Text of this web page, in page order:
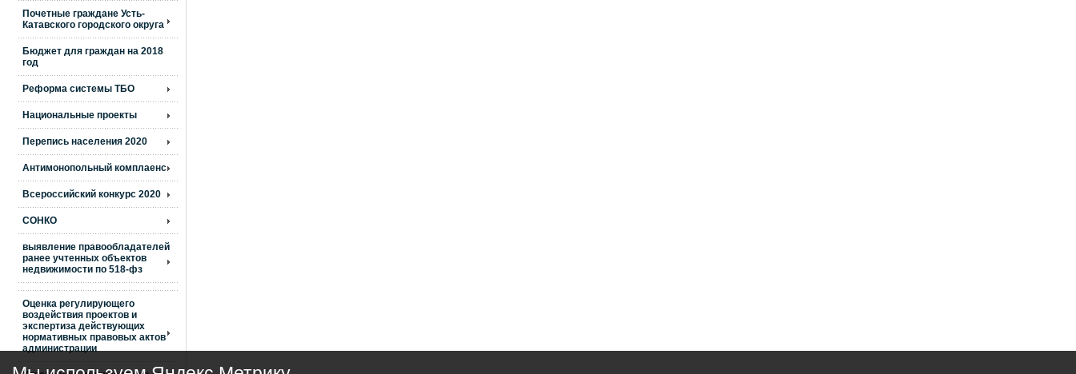
Почетные граждане Усть-
Катавского городского округа
Бюджет для граждан на 2018
год
Реформа системы ТБО
Национальные проекты
Перепись населения 2020
Антимонопольный комплаенс
Всероссийский конкурс 2020
СОНКО
выявление правообладателей
ранее учтенных объектов
недвижимости по 518-фз
Оценка регулирующего
воздействия проектов и
экспертиза действующих
нормативных правовых актов
администрации